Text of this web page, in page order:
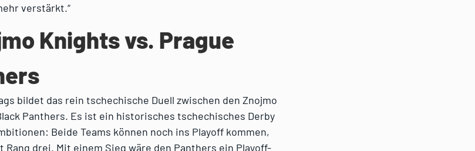
verstärkt.“
Knights vs. Prague
bildet das rein tschechische Duell zwischen den Znojmo
Panthers. Es ist ein historisches tschechisches Derby
Beide Teams können noch ins Playoff kommen,
Rang drei. Mit einem Sieg wäre den Panthers ein Playoff-